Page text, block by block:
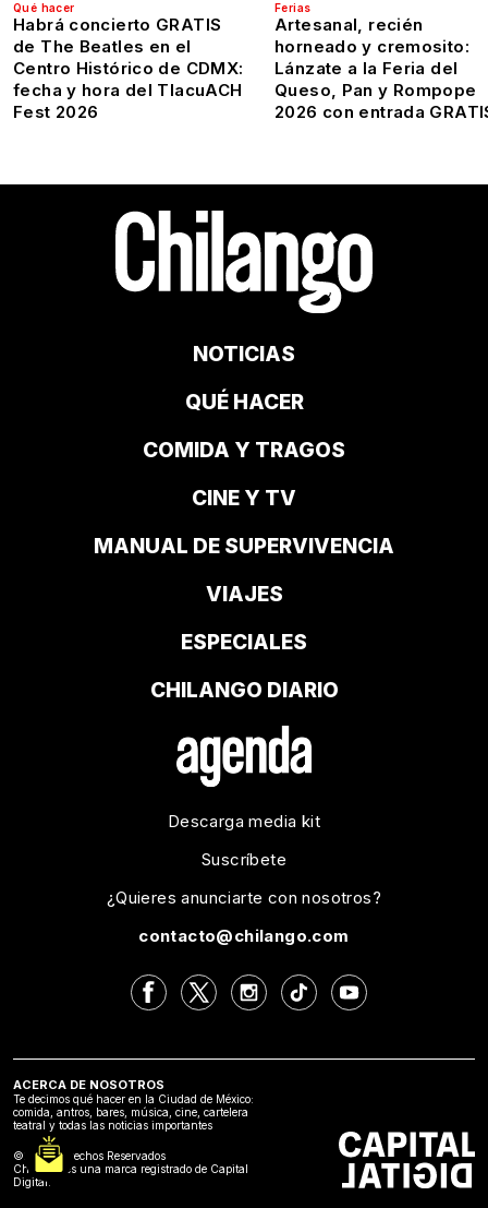
Qué hacer
Habrá concierto GRATIS
de The Beatles en el
Centro Histórico de CDMX:
fecha y hora del TlacuACH
Fest 2026
Ferias
Artesanal, recién
horneado y cremosito:
Lánzate a la Feria del
Queso, Pan y Rompope
2026 con entrada
NOTICIAS
QUÉ HACER
COMIDA Y TRAGOS
CINE Y TV
MANUAL DE SUPERVIVENCIA
VIAJES
ESPECIALES
CHILANGO DIARIO
Descarga media kit
Suscríbete
¿Quieres anunciarte con nosotros?
contacto@chilango.com
ACERCA DE NOSOTROS
Te decimos qué hacer en la Ciudad de México:
comida, antros, bares, música, cine, cartelera
teatral y todas las noticias importantes
©2024 Derechos Reservados
Chilango es una marca registrado de Capital
Digital.